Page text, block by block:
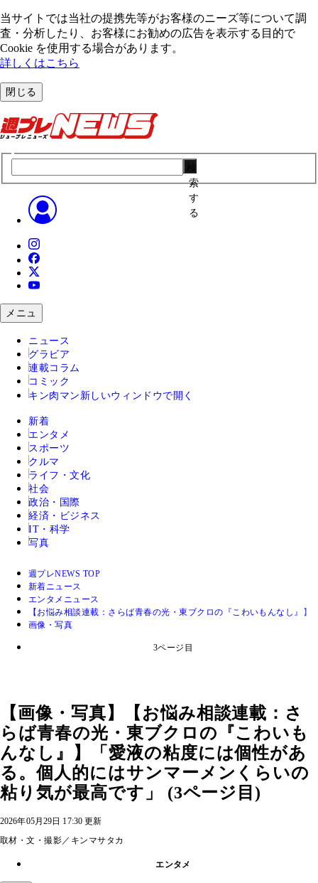
当サイトでは当社の提携先等がお客様のニーズ等について調
査・分析したり、お客様にお勧めの広告を表⽰する⽬的で
Cookie を使⽤する場合があります。
詳しくはこちら
閉じる
索
す
る
メニュ
ニュース
グラビア
連載コラム
コミック
キン肉マン 新しいウィンドウで開く
新着
エンタメ
スポーツ
クルマ
ライフ・文化
社会
政治・国際
経済・ビジネス
IT・科学
写真
週プレNEWS TOP
新着ニュース
エンタメニュース
【お悩み相談連載：さらば青春の光・東ブクロの『こわいもんなし』
画像・写真
3ページ目
【画像・写真】【お悩み相談連載：さ
らば青春の光・東ブクロの『こわいも
んなし』】「愛液の粘度には個性があ
る。個人的にはサンマーメンくらいの
粘り気が最高です」 (3ページ目)
2026年05月29日 17:30 更新
取材・文・撮影／キンマサタカ
エンタメ